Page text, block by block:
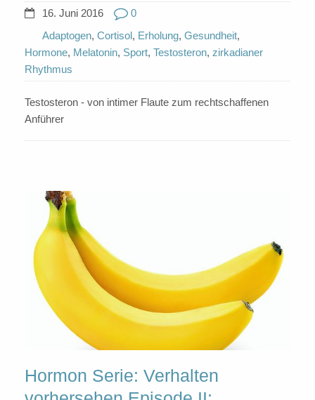
16. Juni 2016
0
Adaptogen, Cortisol, Erholung, Gesundheit,
Hormone, Melatonin, Sport, Testosteron, zirkadianer
Rhythmus
Testosteron - von intimer Flaute zum rechtschaffenen
Anführer
Hormon Serie: Verhalten